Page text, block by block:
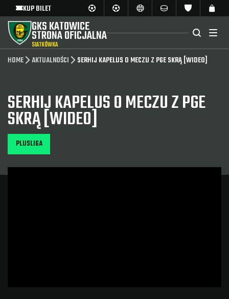
KUP BILET
GKS KATOWICE
STRONA OFICJALNA
SIATKÓWKA
HOME AKTUALNOŚCI SERHIJ KAPELUS O MECZU Z PGE SKRĄ [WIDEO]
SERHIJ KAPELUS O MECZU Z PGE
SKRĄ [WIDEO]
PLUSLIGA